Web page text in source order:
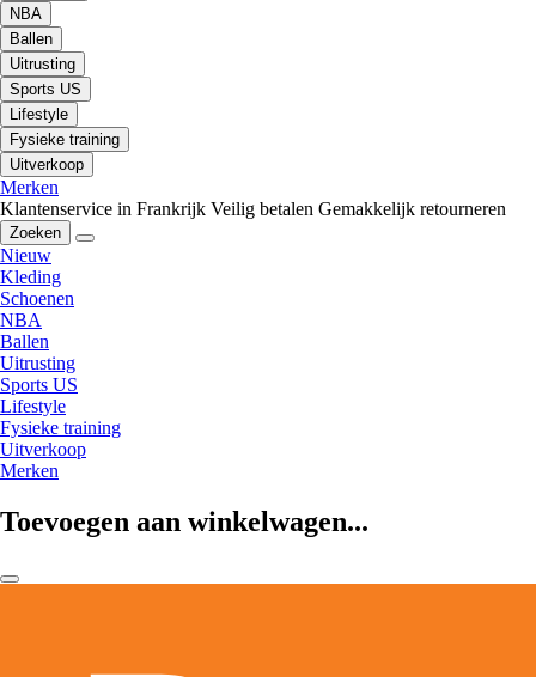
NBA
Ballen
Uitrusting
Sports US
Lifestyle
Fysieke training
Uitverkoop
Merken
Klantenservice in Frankrijk Veilig betalen Gemakkelijk retourneren
Zoeken
Nieuw
Kleding
Schoenen
NBA
Ballen
Uitrusting
Sports US
Lifestyle
Fysieke training
Uitverkoop
Merken
Toevoegen aan winkelwagen...